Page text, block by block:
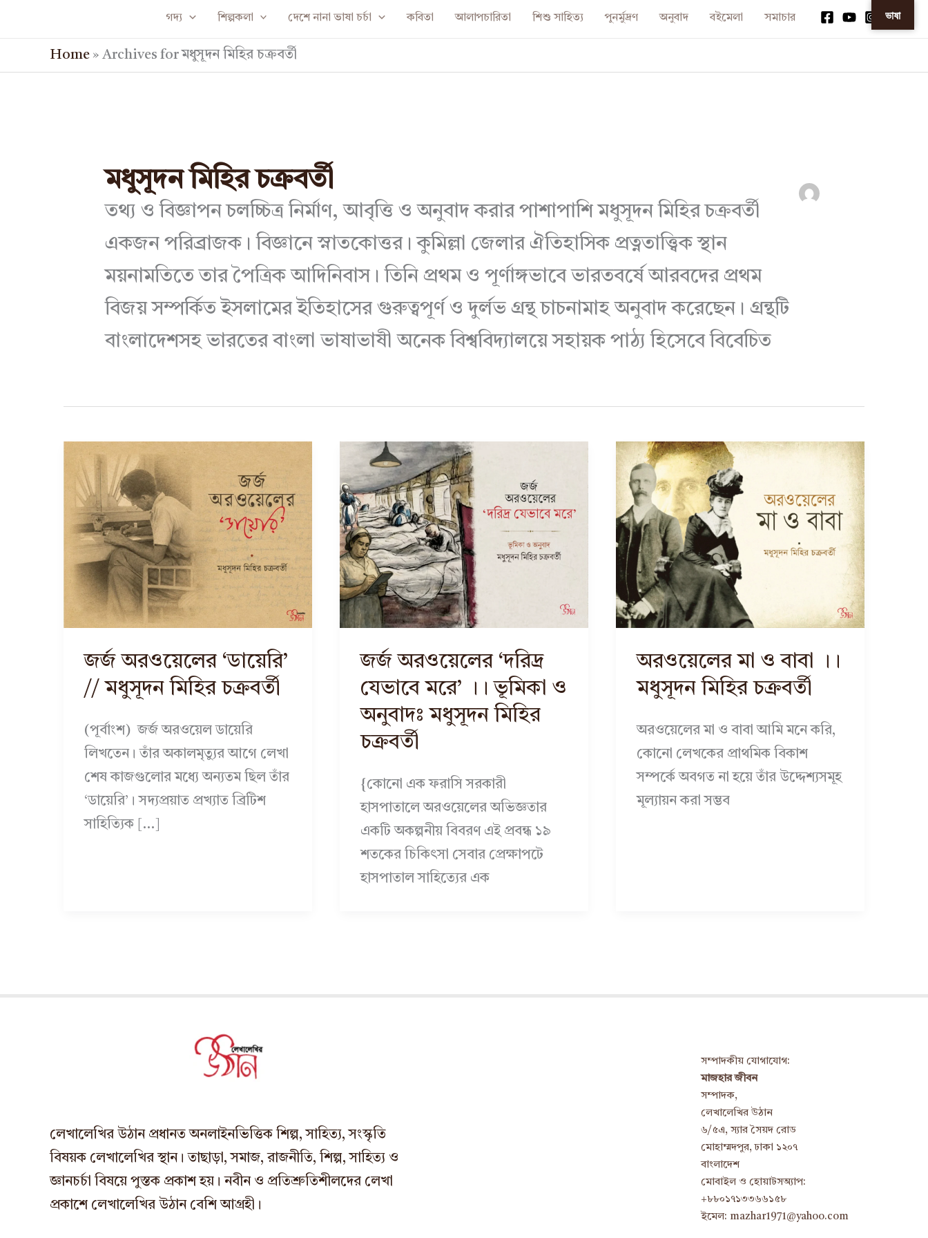
গদ্য শিল্পকলা দেশে নানা ভাষা চর্চা কবিতা আলাপচারিতা শিশু সাহিত্য পুনর্মুদ্রণ অনুবাদ বইমেলা সমাচার
Home » Archives for মধুসূদন মিহির চক্রবর্তী
মধুসূদন মিহির চক্রবর্তী
তথ্য ও বিজ্ঞাপন চলচ্চিত্র নির্মাণ, আবৃত্তি ও অনুবাদ করার পাশাপাশি মধুসূদন মিহির চক্রবর্তী
একজন পরিব্রাজক। বিজ্ঞানে স্নাতকোত্তর। কুমিল্লা জেলার ঐতিহাসিক প্রত্নতাত্ত্বিক স্থান
ময়নামতিতে তার পৈত্রিক আদিনিবাস। তিনি প্রথম ও পূর্ণাঙ্গভাবে ভারতবর্ষে আরবদের প্রথম
বিজয় সম্পর্কিত ইসলামের ইতিহাসের গুরুত্বপূর্ণ ও দুর্লভ গ্রন্থ চাচনামাহ অনুবাদ করেছেন। গ্রন্থটি
বাংলাদেশসহ ভারতের বাংলা ভাষাভাষী অনেক বিশ্ববিদ্যালয়ে সহায়ক পাঠ্য হিসেবে বিবেচিত
জর্জ অরওয়েলের ‘ডায়েরি’
// মধুসূদন মিহির চক্রবর্তী
(পূর্বাংশ) জর্জ অরওয়েল ডায়েরি
লিখতেন। তাঁর অকালমৃত্যুর আগে লেখা
শেষ কাজগুলোর মধ্যে অন্যতম ছিল তাঁর
‘ডায়েরি’। সদ্যপ্রয়াত প্রখ্যাত ব্রিটিশ
সাহিত্যিক […]
জর্জ অরওয়েলের ‘দরিদ্র
যেভাবে মরে’ ।। ভূমিকা ও
অনুবাদঃ মধুসূদন মিহির
চক্রবর্তী
{কোনো এক ফরাসি সরকারী
হাসপাতালে অরওয়েলের অভিজ্ঞতার
একটি অকল্পনীয় বিবরণ এই প্রবন্ধ ১৯
শতকের চিকিৎসা সেবার প্রেক্ষাপটে
হাসপাতাল সাহিত্যের এক
অরওয়েলের মা ও বাবা ।।
মধুসূদন মিহির চক্রবর্তী
অরওয়েলের মা ও বাবা আমি মনে করি,
কোনো লেখকের প্রাথমিক বিকাশ
সম্পর্কে অবগত না হয়ে তাঁর উদ্দেশ্যসমূহ
মূল্যায়ন করা সম্ভব
লেখালেখির উঠান প্রধানত অনলাইনভিত্তিক শিল্প, সাহিত্য, সংস্কৃতি
বিষয়ক লেখালেখির স্থান। তাছাড়া, সমাজ, রাজনীতি, শিল্প, সাহিত্য ও
জ্ঞানচর্চা বিষয়ে পুস্তক প্রকাশ হয়। নবীন ও প্রতিশ্রুতিশীলদের লেখা
প্রকাশে লেখালেখির উঠান বেশি আগ্রহী।
সম্পাদকীয় যোগাযোগ:
মাজহার জীবন
সম্পাদক,
লেখালেখির উঠান
৬/৫এ, স্যার সৈয়দ রোড
মোহাম্মদপুর, ঢাকা ১২০৭
বাংলাদেশ
মোবাইল ও হোয়াটসঅ্যাপ:
+৮৮০১৭১৩৩৬৬১৫৮
ইমেল: mazhar1971@yahoo.com
ভাষা